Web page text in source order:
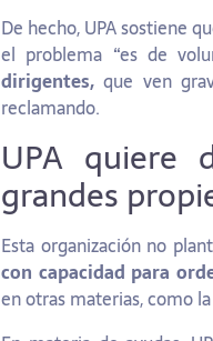
De hecho, UPA sostiene
el problema “es de
dirigentes, que ven
reclamando.
UPA quiere
grandes
Esta organización no
con capacidad para
en otras materias, como